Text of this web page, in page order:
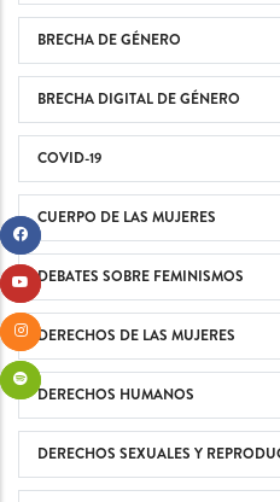
BRECHA DE GÉNERO
BRECHA DIGITAL DE GÉNERO
COVID-19
CUERPO DE LAS MUJERES
DEBATES SOBRE FEMINISMOS
DERECHOS DE LAS MUJERES
DERECHOS HUMANOS
DERECHOS SEXUALES Y